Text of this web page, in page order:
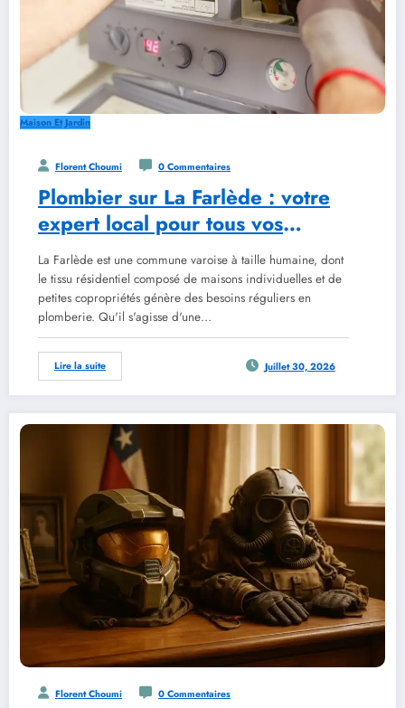
Maison Et Jardin
Florent Choumi 0 Commentaires
Plombier sur La Farlède : votre
expert local pour tous vos
travaux
La Farlède est une commune varoise à taille humaine, dont
le tissu résidentiel composé de maisons individuelles et de
petites copropriétés génère des besoins réguliers en
plomberie. Qu'il s'agisse d'une…
Lire la suite Juillet 30, 2026
Florent Choumi 0 Commentaires